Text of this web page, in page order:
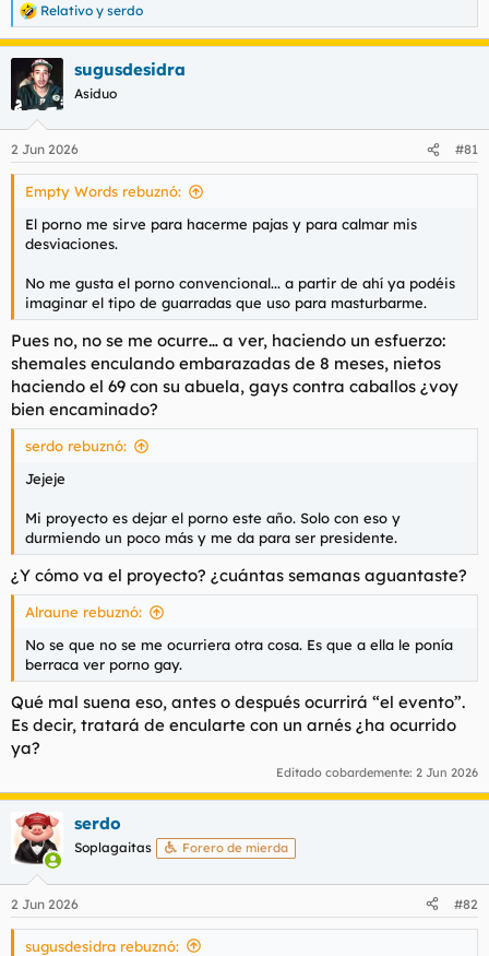
Obviamente es más fácil hacerlo teniendo un hilo que hable
sobre el tema. A ver si le echo cojones y en vez de foto pollas
os abro mi alma.
En definitiva:
¿Qué función tiene el porno en
vuestras vidas?
Y no salgáis con que no os hacéis pajas que todos sabemos
dónde estamos.
R
e
a
c
i
e
s
Relativo y serdo
sugusdesidra
Asiduo
2 Jun 2026 #81
Empty Words rebuznó:
El porno me sirve para hacerme pajas y para calmar mis
desviaciones.
No me gusta el porno convencional... a partir de ahí ya podéis
imaginar el tipo de guarradas que uso para masturbarme.
Pues no, no se me ocurre… a ver, haciendo un esfuerzo:
shemales enculando embarazadas de 8 meses, nietos
haciendo el 69 con su abuela, gays contra caballos ¿voy
bien encaminado?
serdo rebuznó:
Jejeje
Mi proyecto es dejar el porno este año. Solo con eso y
durmiendo un poco más y me da para ser presidente.
¿Y cómo va el proyecto? ¿cuántas semanas aguantaste?
Alraune rebuznó:
No se que no se me ocurriera otra cosa. Es que a ella le ponía
berraca ver porno gay.
Qué mal suena eso, antes o después ocurrirá “el evento”.
Es decir, tratará de encularte con un arnés ¿ha ocurrido
ya?
Editado cobardemente: 2 Jun 2026
serdo
Soplagaitas Forero de mierda
2 Jun 2026 #82
sugusdesidra rebuznó: